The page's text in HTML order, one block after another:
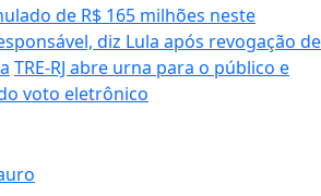
de R$ 165 milhões neste
diz Lula após revogação de
TRE-RJ abre urna para o público e
voto eletrônico